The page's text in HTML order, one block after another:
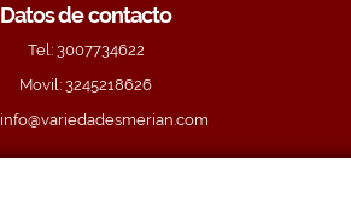
Datos de contacto
Tel: 3007734622
Movil: 3245218626
info@variedadesmerian.com